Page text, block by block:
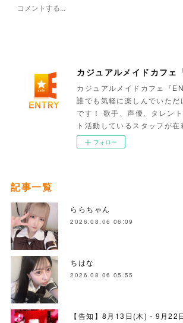
カジュアルメイドカフェ『
誰でも気軽に楽しんでいただ
です！ 歌手、声優、タレン
ト活動しているスタッフが在
フォロー
記事一覧
ららちゃん
2026.08.06 06:09
ちはな
2026.08.06 05:55
【告知】8月13日(木)・9月22